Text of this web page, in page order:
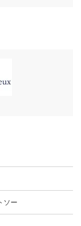
ソー